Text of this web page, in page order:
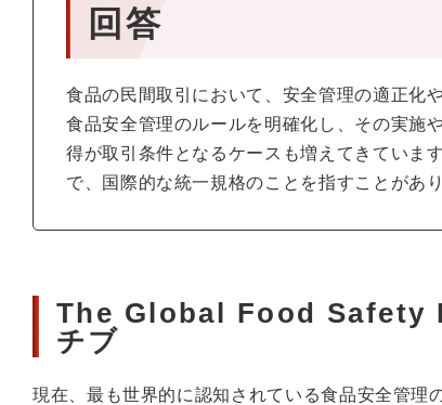
回答
食品の民間取引において、安全管理の適正化
食品安全管理のルールを明確化し、その実施
得が取引条件となるケースも増えてきていま
で、国際的な統一規格のことを指すことがあ
The Global Food Safety
チブ
現在、最も世界的に認知されている食品安全管理